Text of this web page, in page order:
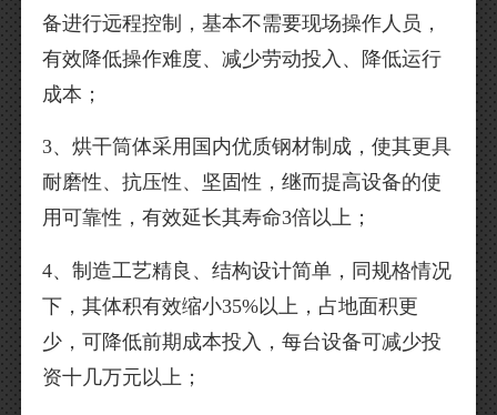
备进行远程控制，基本不需要现场操作人员，
有效降低操作难度、减少劳动投入、降低运行
成本；
3、烘干筒体采用国内优质钢材制成，使其更具
耐磨性、抗压性、坚固性，继而提高设备的使
用可靠性，有效延长其寿命3倍以上；
4、制造工艺精良、结构设计简单，同规格情况
下，其体积有效缩小35%以上，占地面积更
少，可降低前期成本投入，每台设备可减少投
资十几万元以上；